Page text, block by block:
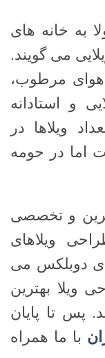
به خانه های
می گویند.
مرطوب،
و استادانه
ویلاها در
اما در حومه
و تخصصی
ویلاهای
دوبلکس می
ویلا بهترین
پس تا پایان
با ما همراه